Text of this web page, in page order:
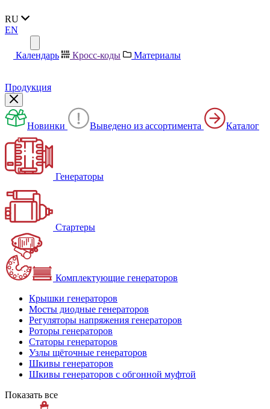
RU
EN
Календарь Кросс-коды Материалы
Продукция
Новинки Выведено из ассортимента Каталог
Генераторы
Стартеры
Комплектующие генераторов
Крышки генераторов
Мосты диодные генераторов
Регуляторы напряжения генераторов
Роторы генераторов
Статоры генераторов
Узлы щёточные генераторов
Шкивы генераторов
Шкивы генераторов с обгонной муфтой
Показать все